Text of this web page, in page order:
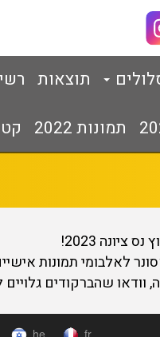
תוצאות
תמונות 2022
2023!
לאלבומי תמונות
שהברקודים